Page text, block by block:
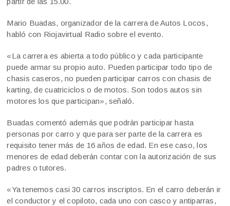
Mario Buadas, organizador de la carrera de Autos Locos,
habló con Riojavirtual Radio sobre el evento.
«La carrera es abierta a todo público y cada participante
puede armar su propio auto. Pueden participar todo tipo de
chasis caseros, no pueden participar carros con chasis de
karting, de cuatriciclos o de motos. Son todos autos sin
motores los que participan», señaló.
Buadas comentó además que podrán participar hasta
personas por carro y que para ser parte de la carrera es
requisito tener más de 16 años de edad. En ese caso, los
menores de edad deberán contar con la autorización de sus
padres o tutores.
«Ya tenemos casi 30 carros inscriptos. En el carro deberán ir
el conductor y el copiloto, cada uno con casco y antiparras,